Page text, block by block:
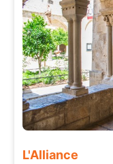
L'Alliance